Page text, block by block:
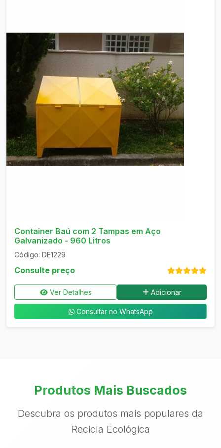
Container Baú com 2 Tampas em Aço
Galvanizado - 960 Litros
Código: DE1229
Consulte preço
Ver Detalhes Adicionar
Consultar no WhatsApp
Produtos Mais Buscados
Descubra os produtos mais populares da
Recicla Ecológica